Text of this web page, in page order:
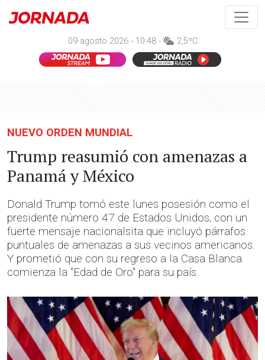
09 agosto 2026 - 10:48 - 2,5ºC
NUEVO ORDEN MUNDIAL
Trump reasumió con amenazas a
Panamá y México
Donald Trump tomó este lunes posesión como el
presidente número 47 de Estados Unidos, con un
fuerte mensaje nacionalsita que incluyó párrafos
puntuales de amenazas a sus vecinos americanos.
Y prometió que con su regreso a la Casa Blanca
comienza la "Edad de Oro" para su país.